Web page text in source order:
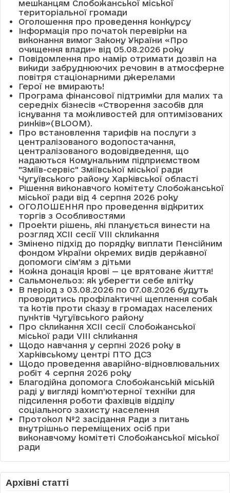
мешканцям Слобожанської міської
територіальної громади
Оголошення про проведення конкурсу
Інформація про початок перевірки на
виконання вимог Закону України «Про
очищення влади» від 05.08.2026 року
Повідомлення про намір отримати дозвіл на
викиди забруднюючих речовин в атмосферне
повітря стаціонарними джерелами
Герої не вмирають!
Програма фінансової підтримки для малих та
середніх бізнесів «Створення засобів для
існування та можливостей для оптимізованих
ринків»(BLOOM).
Про встановлення тарифів на послуги з
централізованого водопостачання,
централізованого водовідведення, що
надаються Комунальним підприємством
"Зміїв-сервіс" Зміївської міської ради
Чугуївського району Харківської області
Рішення виконавчого комітету Слобожанської
міської ради від 4 серпня 2026 року
ОГОЛОШЕННЯ про проведення відкритих
торгів з Особливостями
Проекти рішень, які планується винести на
розгляд XCII сесії VІІІ скликання
Змінено підхід до порядку виплати Пенсійним
фондом України окремих видів державної
допомоги сім'ям з дітьми
Кожна донація крові — це врятоване життя!
Сальмонельоз: як уберегти себе влітку
В період з 03.08.2026 по 07.08.2026 будуть
проводитись профілактичні щеплення собак
та котів проти сказу в громадах населених
пунктів Чугуївського району
Про скликання XCII сесії Слобожанської
міської ради VIII скликання
Щодо навчання у серпні 2026 року в
Харківському центрі ПТО ДСЗ
Щодо проведення аварійно-відновлювальних
робіт 4 серпня 2026 року
Благодійна допомога Слобожанській міській
раді у вигляді комп’ютерної техніки для
підсилення роботи фахівців відділу
соціального захисту населення
Протокол №2 засідання Ради з питань
внутрішньо переміщених осіб при
виконавчому комітеті Слобожанської міської
ради
Архівні статті